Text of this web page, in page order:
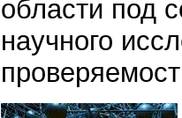
области под
научного